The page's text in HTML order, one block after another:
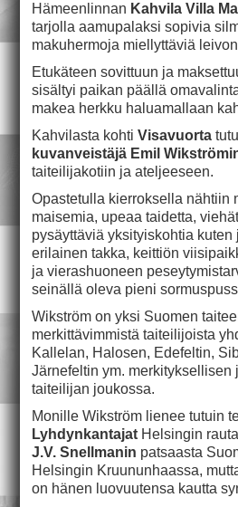
Hämeenlinnan Kahvila Villa
tarjolla aamupalaksi sopivia
makuhermoja miellyttäviä
Etukäteen sovittuun ja
sisältyi paikan päällä
makea herkku haluamallaan
Kahvilasta kohti Visavuorta
kuvanveistäjä Emil
taiteilijakotiin ja ateljeeseen.
Opastetulla kierroksella nähtiin
maisemia, upeaa taidetta,
pysäyttäviä yksityiskohtia
erilainen takka, keittiön
ja vierashuoneen
seinällä oleva pieni
Wikström on yksi Suomen
merkittävimmistä taiteilijoista
Kallelan, Halosen, Edefeltin,
Järnefeltin ym. merkityksellisen
taiteilijan joukossa.
Monille Wikström lienee tutuin
Lyhdynkantajat Helsingin
J.V. Snellmanin patsaasta
Helsingin Kruununhaassa,
on hänen luovuutensa kautta